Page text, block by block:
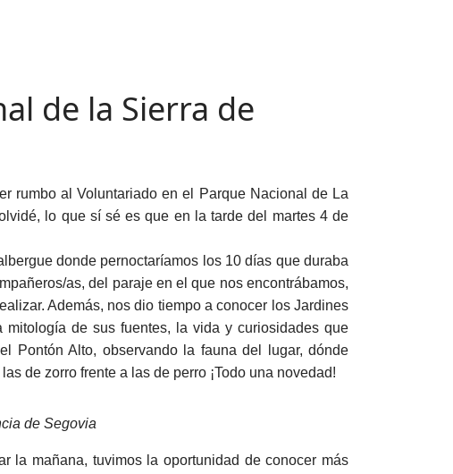
de la Sierra de
rumbo al Voluntariado en el Parque Nacional de La
lo que sí sé es que en la tarde del martes 4 de
donde pernoctaríamos los 10 días que duraba
as, del paraje en el que nos encontrábamos,
Además, nos dio tiempo a conocer los Jardines
de sus fuentes, la vida y curiosidades que
Pontón Alto, observando la fauna del lugar, dónde
de zorro frente a las de perro ¡Todo una novedad!
de Segovia
la mañana, tuvimos la oportunidad de conocer más